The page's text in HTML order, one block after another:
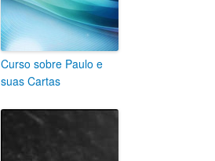
Curso sobre Paulo e
suas Cartas